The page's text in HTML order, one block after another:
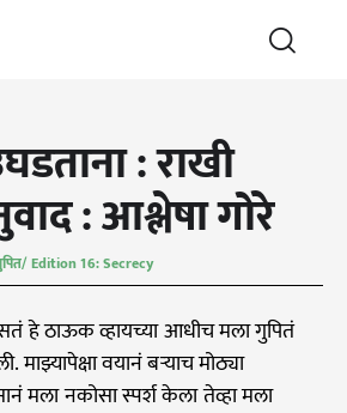
: राखी
: आश्लेषा गोरे
Edition 16: Secrecy
हे ठाऊक व्हायच्या आधीच मला गुपितं
वयानं बऱ्याच मोठ्या
मला नकोसा स्पर्श केला तेव्हा मला